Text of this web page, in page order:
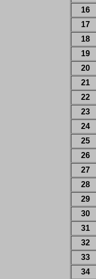
16
17
18
19
20
21
22
23
24
25
26
27
28
29
30
31
32
33
34